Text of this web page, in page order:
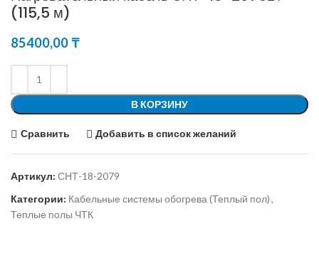
(115,5 м)
85400,00₸
В КОРЗИНУ
Сравнить Добавить в список желаний
Артикул: СНТ-18-2079
Категории: Кабельные системы обогрева (Теплый пол),
Теплые полы ЧТК